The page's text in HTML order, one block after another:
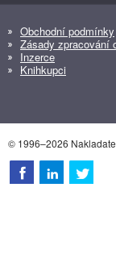
Obchodní podmínky
Zásady zpracování
Inzerce
Knihkupci
© 1996–2026